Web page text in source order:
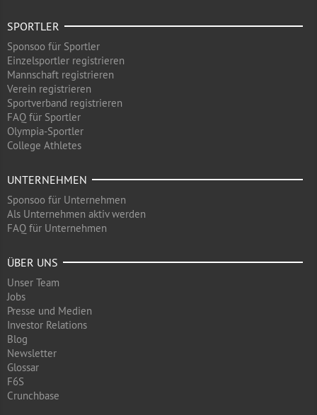
SPORTLER
Sponsoo für Sportler
Einzelsportler registrieren
Mannschaft registrieren
Verein registrieren
Sportverband registrieren
FAQ für Sportler
Olympia-Sportler
College Athletes
UNTERNEHMEN
Sponsoo für Unternehmen
Als Unternehmen aktiv werden
FAQ für Unternehmen
ÜBER UNS
Unser Team
Jobs
Presse und Medien
Investor Relations
Blog
Newsletter
Glossar
F6S
Crunchbase